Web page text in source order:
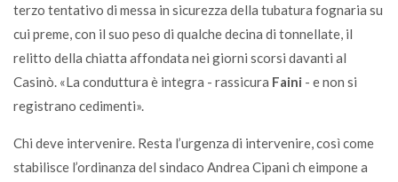
terzo tentativo di messa in sicurezza della tubatura fognaria su
cui preme, con il suo peso di qualche decina di tonnellate, il
relitto della chiatta affondata nei giorni scorsi davanti al
Casinò. «La conduttura è integra - rassicura Faini - e non si
registrano cedimenti».
Chi deve intervenire. Resta l’urgenza di intervenire, così come
stabilisce l’ordinanza del sindaco Andrea Cipani ch eimpone a